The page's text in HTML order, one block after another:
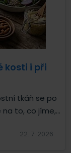
kosti i při
tkáň se po
to, co jíme,...
22. 7. 2026